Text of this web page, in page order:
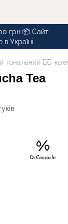
грн 📦 Сайт
Україні
тональний ББ-
Tea